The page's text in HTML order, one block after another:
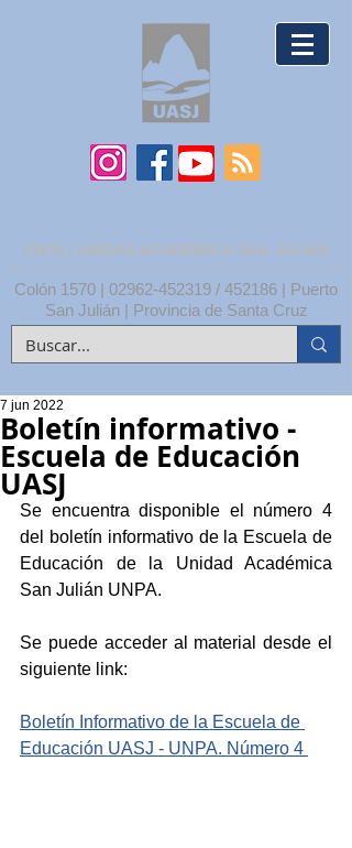
UNPA | UNIDAD ACADÉMICA SAN JULIÁN
Colón 1570 | 02962-452319 / 452186 | Puerto
San Julián | Provincia de Santa Cruz
Boletín informativo -
Escuela de Educación
UASJ
7 jun 2022
Se encuentra disponible el número 4
del boletín informativo de la Escuela de
Educación de la Unidad Académica
San Julián UNPA.
Se puede acceder al material desde el
siguiente link:
Boletín Informativo de la Escuela de
Educación UASJ - UNPA. Número 4